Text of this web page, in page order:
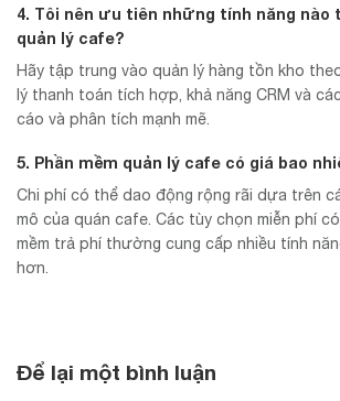
4. Tôi nên ưu tiên những tính năng nào
quản lý cafe?
Hãy tập trung vào quản lý hàng tồn kho
lý thanh toán tích hợp, khả năng CRM và
cáo và phân tích mạnh mẽ.
5. Phần mềm quản lý cafe có giá bao
Chi phí có thể dao động rộng rãi dựa trên
mô của quán cafe. Các tùy chọn miễn phí
mềm trả phí thường cung cấp nhiều tính
hơn.
Để lại một bình luận